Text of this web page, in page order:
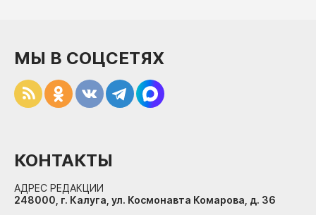
МЫ В СОЦСЕТЯХ
КОНТАКТЫ
АДРЕС РЕДАКЦИИ
248000, г. Калуга, ул. Космонавта Комарова, д. 36